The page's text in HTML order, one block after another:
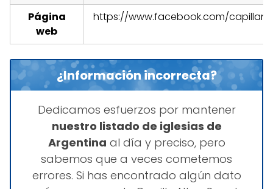
Página
web
https://www.facebook.com/
¿Información incorrecta?
Dedicamos esfuerzos por mantener
nuestro listado de iglesias de
Argentina al día y preciso, pero
sabemos que a veces cometemos
errores. Si has encontrado algún dato